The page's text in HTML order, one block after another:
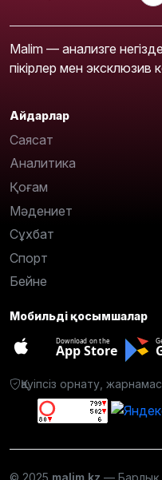
Malim — анализге
пікірлер мен эксклюзив
Айдарлар
Саясат
Аналитика
Қоғам
Мәдениет
Сұхбат
Спорт
Бейне
Мобильді қосымшалар
Download on the
App Store
Қауіпсіз орнату,
© 2025 malim.kz — Барлық